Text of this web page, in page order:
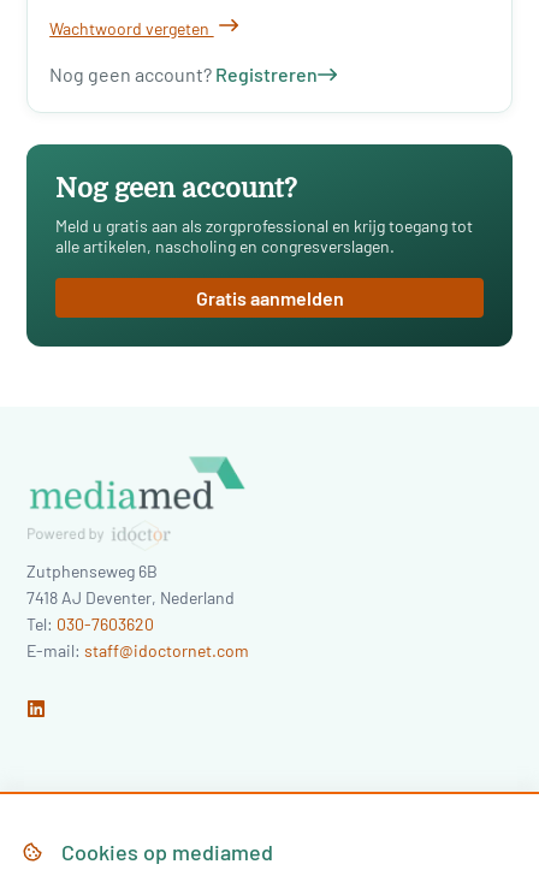
Wachtwoord vergeten
Nog geen account? Registreren
Nog geen account?
Meld u gratis aan als zorgprofessional en krijg toegang tot
alle artikelen, nascholing en congresverslagen.
Gratis aanmelden
Zutphenseweg 6B
7418 AJ Deventer, Nederland
Tel: 030-7603620
E-mail:staff@idoctornet.com
HomeCookies op mediamed